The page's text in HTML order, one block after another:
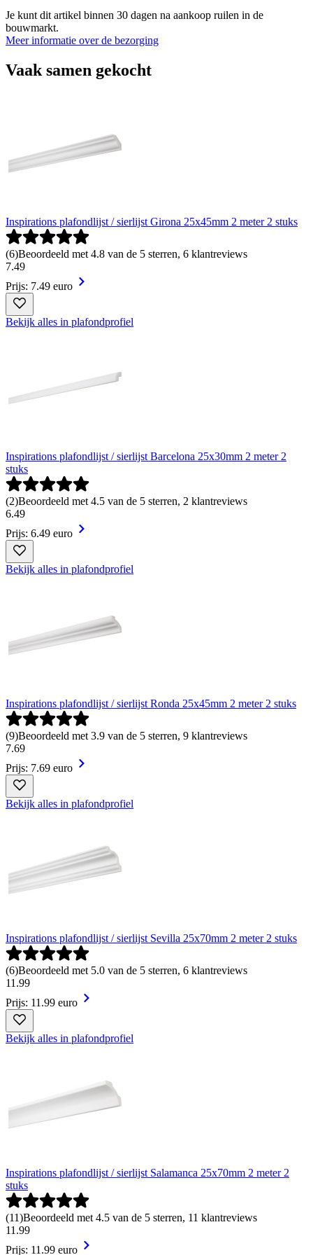
Je kunt dit artikel binnen 30 dagen na aankoop ruilen in de
bouwmarkt.
Meer informatie over de bezorging
Vaak samen gekocht
Inspirations plafondlijst / sierlijst Girona 25x45mm 2 meter 2 stuks
(6)Beoordeeld met 4.8 van de 5 sterren, 6 klantreviews
7.49
Prijs: 7.49 euro
Bekijk alles in plafondprofiel
Inspirations plafondlijst / sierlijst Barcelona 25x30mm 2 meter 2
stuks
(2)Beoordeeld met 4.5 van de 5 sterren, 2 klantreviews
6.49
Prijs: 6.49 euro
Bekijk alles in plafondprofiel
Inspirations plafondlijst / sierlijst Ronda 25x45mm 2 meter 2 stuks
(9)Beoordeeld met 3.9 van de 5 sterren, 9 klantreviews
7.69
Prijs: 7.69 euro
Bekijk alles in plafondprofiel
Inspirations plafondlijst / sierlijst Sevilla 25x70mm 2 meter 2 stuks
(6)Beoordeeld met 5.0 van de 5 sterren, 6 klantreviews
11 .99
Prijs: 11.99 euro
Bekijk alles in plafondprofiel
Inspirations plafondlijst / sierlijst Salamanca 25x70mm 2 meter 2
stuks
(11)Beoordeeld met 4.5 van de 5 sterren, 11 klantreviews
11 .99
Prijs: 11.99 euro